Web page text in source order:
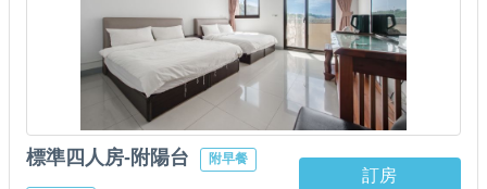
標準四人房-附陽台 附早餐
訂房